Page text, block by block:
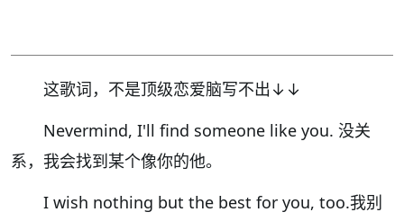
这歌词，不是顶级恋爱脑写不出↓↓
Nevermind, I'll find someone like you. 没关
系，我会找到某个像你的他。
I wish nothing but the best for you, too.我别